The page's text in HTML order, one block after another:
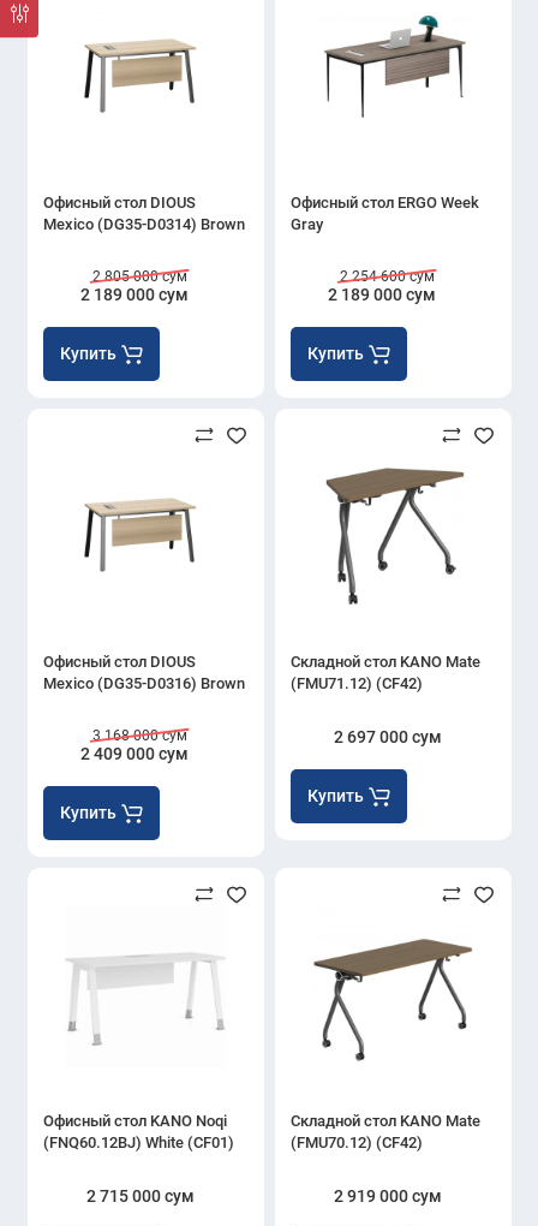
Офисный стол DIOUS
Mexico (DG35-D0314) Brown
2 189 000 сум
2 805 000 сум
Купить
Офисный стол ERGO Week
Gray
2 189 000 сум
2 254 600 сум
Купить
Офисный стол DIOUS
Mexico (DG35-D0316) Brown
2 409 000 сум
3 168 000 сум
Купить
Складной стол KANO Mate
(FMU71.12) (CF42)
2 697 000 сум
Купить
Офисный стол KANO Noqi
(FNQ60.12BJ) White (CF01)
2 715 000 сум
Складной стол KANO Mate
(FMU70.12) (CF42)
2 919 000 сум